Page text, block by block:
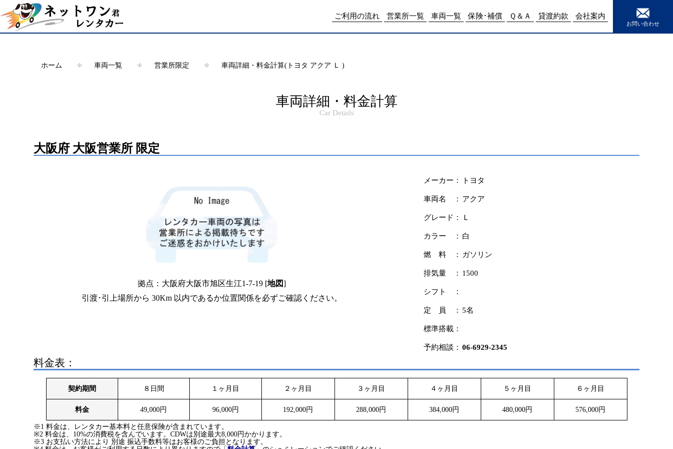
Warning: Undefined array key "HTTP_ACCEPT_LANGUAGE" in /home/drpnw/netwankun.com/public_html/include/access_log.php on line 15
ご利用の流れ 営業所一覧 車両一覧 保険･補償 Ｑ＆Ａ 貸渡約款 会社案内
お問い合わせ
ホーム 車両一覧 営業所限定 車両詳細・料金計算(トヨタ アクア Ｌ )
車両詳細・料金計算
Car Details
大阪府 大阪営業所 限定
拠点：大阪府大阪市旭区生江1-7-19 [地図]
引渡･引上場所から 30Km 以内であるか位置関係を必ずご確認ください。
メーカー： トヨタ
車両名 ： アクア
グレード： Ｌ
カラー ： 白
燃 料 ： ガソリン
排気量 ： 1500
シフト ：
定 員 ： 5名
標準搭載：
予約相談： 06-6929-2345
料金表：
契約期間 ８日間 １ヶ月目 ２ヶ月目 ３ヶ月目 ４ヶ月目 ５ヶ月目 ６ヶ月目
料金 49,000円 96,000円 192,000円 288,000円 384,000円 480,000円 576,000円
※1 料金は、レンタカー基本料と任意保険が含まれています。
※2 料金は、10%の消費税を含んでいます。CDWは別途最大8,000円かかります。
※3 お支払い方法により 別途 振込手数料等はお客様のご負担となります。